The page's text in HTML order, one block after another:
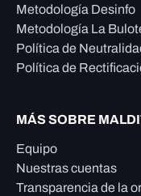
Metodología Desinfo
Metodología La
Política de
Política de
MÁS SOBRE
Equipo
Nuestras cuentas
Transparencia de la